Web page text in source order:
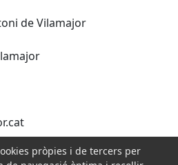
de Vilamajor
pròpies i de tercers per